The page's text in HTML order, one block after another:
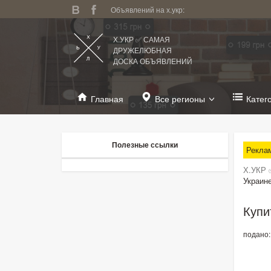
Объявлений на х.укр:
Х.УКР ✅ САМАЯ
ДРУЖЕЛЮБНАЯ
ДОСКА ОБЪЯВЛЕНИЙ
Главная Все регионы
Х.УКР
Полезные ссылки